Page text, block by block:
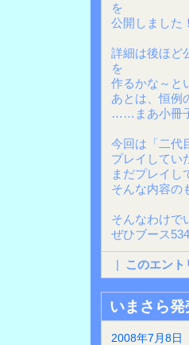
を
公開しました！
詳細は後ほど
を
作るかな～と
あとは、恒例
……まあ小冊
今回は「二代
プレイしてい
まだプレイし
そんな内容
そんなわけで
ぜひブース
| このエン
いまさら
2008年7月8日